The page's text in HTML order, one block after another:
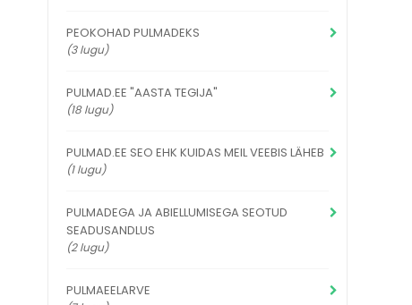
PEOKOHAD PULMADEKS
(3 lugu)
PULMAD.EE "AASTA TEGIJA"
(18 lugu)
PULMAD.EE SEO EHK KUIDAS MEIL VEEBIS LÄHEB
(1 lugu)
PULMADEGA JA ABIELLUMISEGA SEOTUD
SEADUSANDLUS
(2 lugu)
PULMAEELARVE